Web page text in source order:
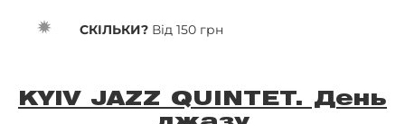
СКІЛЬКИ? Від 150 грн
KYIV JAZZ QUINTET. День